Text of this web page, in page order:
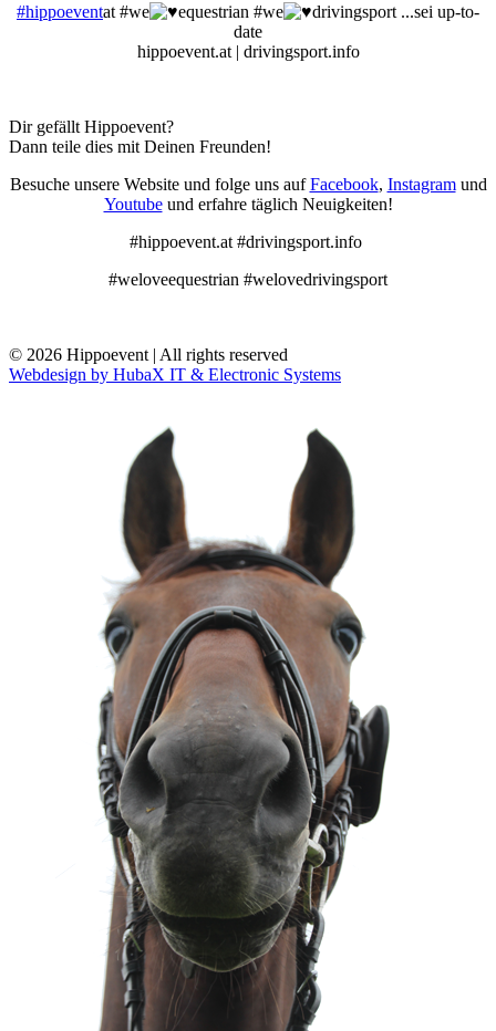
#hippoeventat #we equestrian #we
drivingsport ...sei up-to-
date
hippoevent.at | drivingsport.info
Dir gefällt Hippoevent?
Dann teile dies mit Deinen Freunden!
Besuche unsere Website und folge uns aufFacebook, Instagramund
Youtubeund erfahre täglich Neuigkeiten!
#hippoevent.at #drivingsport.info
#weloveequestrian #welovedrivingsport
© 2026 Hippoevent | All rights reserved
Webdesign by HubaX IT & Electronic Systems